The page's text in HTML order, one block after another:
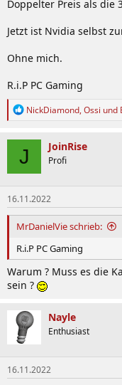
Doppelter Preis als die
Jetzt ist Nvidia selbst
Ohne mich.
R.i.P PC Gaming
R
k
t
i
o
n
e
n
:
NickDiamond, Ossi und
J JoinRise
Profi
16.11.2022
MrDanielVie schrieb:
R.i.P PC Gaming
Warum ? Muss es die
sein ?
Nayle
Enthusiast
16.11.2022